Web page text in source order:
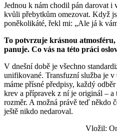
Jednou k nám chodil pán darovat i
kvůli přebytkům omezovat. Když
poněkolikáté, řekl mi: „Ale já k
To potvrzuje krásnou
panuje. Co vás na této práci
V dnešní době je všechno
unifikované. Transfuzní služba je v
máme přísné předpisy, každý
krev a přípravek z ní je originál –
rozměr. A možná právě teď někdo
ještě nikdo nedaroval.
Vložil: